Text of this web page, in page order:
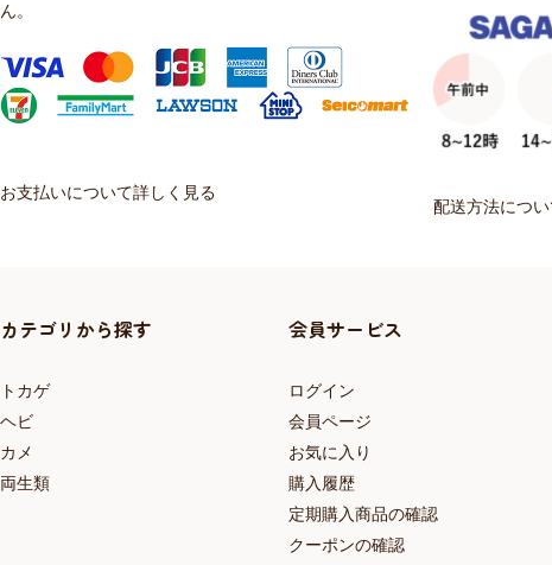
ん。
お支払いについて詳しく見る
配送方法につ
カテゴリから探す
トカゲ
ヘビ
カメ
両生類
会員サービス
ログイン
会員ページ
お気に入り
購入履歴
定期購入商品の確認
クーポンの確認